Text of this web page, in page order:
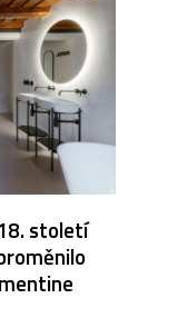
století